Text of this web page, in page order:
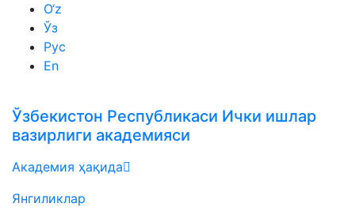
O‘z
Ўз
Рус
En
Ўзбекистон Республикаси Ички ишлар
вазирлиги академияси
Академия ҳақида
Янгиликлар